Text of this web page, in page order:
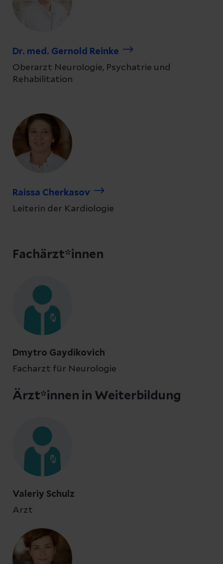
Dr. med. Gernold Reinke
Oberarzt Neurologie, Psychatrie und
Rehabilitation
Raissa Cherkasov
Leiterin der Kardiologie
Fachärzt*innen
Dmytro Gaydikovich
Facharzt für Neurologie
Ärzt*innen in Weiterbildung
Valeriy Schulz
Arzt